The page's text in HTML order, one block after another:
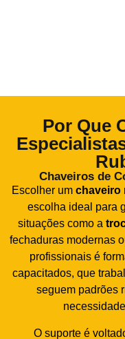
Por Que
Chaveiros de
Escolher um chaveiro
escolha ideal para
situações como a
fechaduras modernas
profissionais é
capacitados, que
seguem padrões
O suporte é